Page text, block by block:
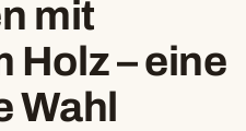
mit
Holz – eine
Wahl